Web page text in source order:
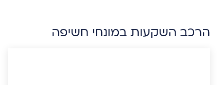
הרכב השקעות במונחי חשיפה